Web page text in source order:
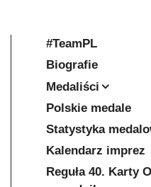
#TeamPL
Biografie
Medaliści
Polskie medale
Statystyka
Kalendarz imprez
Reguła 40. Karty